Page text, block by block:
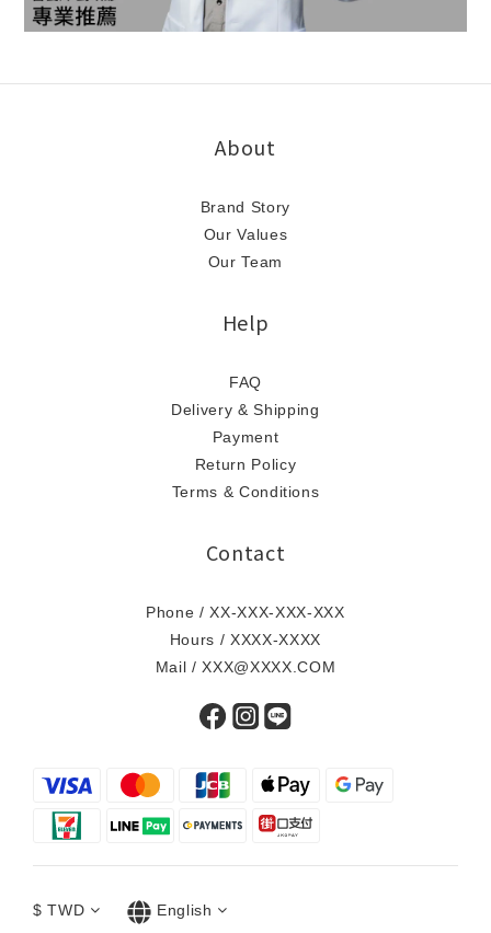
About
Brand Story
Our Values
Our Team
Help
FAQ
Delivery & Shipping
Payment
Return Policy
Terms & Conditions
Contact
Phone / XX-XXX-XXX-XXX
Hours / XXXX-XXXX
Mail / XXX@XXXX.COM
$ TWD English